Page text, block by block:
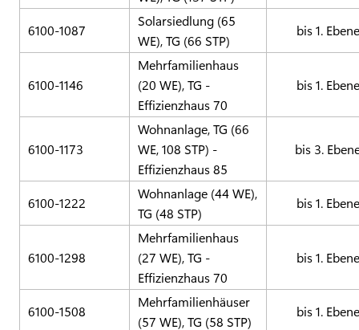
6100-1087
Solarsiedlung (65
WE), TG (66 STP)
bis 1. Ebene
6100-1146
Mehrfamilienhaus
(20 WE), TG -
Effizienzhaus 70
bis 1. Ebene
6100-1173
Wohnanlage, TG (66
WE, 108 STP) -
Effizienzhaus 85
bis 3.
6100-1222
Wohnanlage (44 WE),
TG (48 STP)
bis 1. Ebene
6100-1298
Mehrfamilienhaus
(27 WE), TG -
Effizienzhaus 70
bis 1. Ebene
6100-1508
Mehrfamilienhäuser
(57 WE), TG (58 STP)
bis 1. Ebene